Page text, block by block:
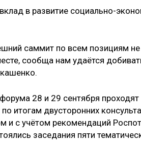
в развитие социально-
саммит по всем позициям
сообща нам удаётся
28 и 29 сентября
итогам двусторонних
и с учётом рекомендаций
заседания пяти